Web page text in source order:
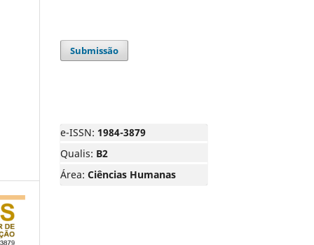
Submissão
e-ISSN: 1984-3879
Qualis: B2
Área: Ciências Humanas